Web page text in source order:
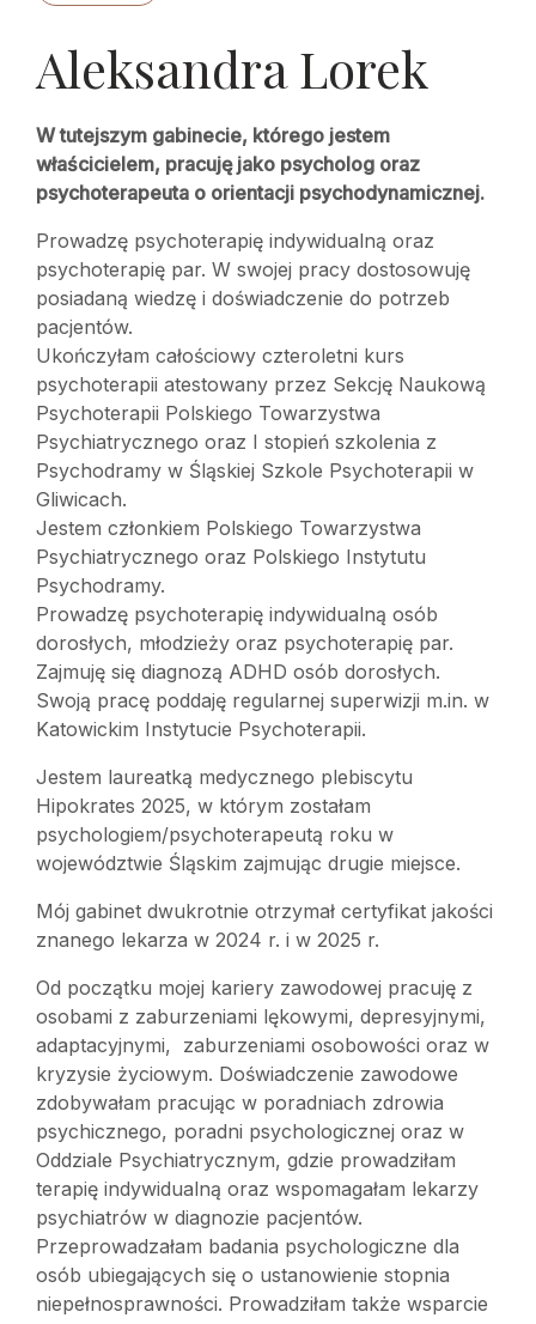
Aleksandra Lorek
W tutejszym gabinecie, którego jestem
właścicielem, pracuję jako psycholog oraz
psychoterapeuta o orientacji psychodynamicznej.
Prowadzę psychoterapię indywidualną oraz
psychoterapię par. W swojej pracy dostosowuję
posiadaną wiedzę i doświadczenie do potrzeb
pacjentów.
Ukończyłam całościowy czteroletni kurs
psychoterapii atestowany przez Sekcję Naukową
Psychoterapii Polskiego Towarzystwa
Psychiatrycznego oraz I stopień szkolenia z
Psychodramy w Śląskiej Szkole Psychoterapii w
Gliwicach.
Jestem członkiem Polskiego Towarzystwa
Psychiatrycznego oraz Polskiego Instytutu
Psychodramy.
Prowadzę psychoterapię indywidualną osób
dorosłych, młodzieży oraz psychoterapię par.
Zajmuję się diagnozą ADHD osób dorosłych.
Swoją pracę poddaję regularnej superwizji m.in. w
Katowickim Instytucie Psychoterapii.
Jestem laureatką medycznego plebiscytu
Hipokrates 2025, w którym zostałam
psychologiem/psychoterapeutą roku w
województwie Śląskim zajmując drugie miejsce.
Mój gabinet dwukrotnie otrzymał certyfikat jakości
znanego lekarza w 2024 r. i w 2025 r.
Od początku mojej kariery zawodowej pracuję z
osobami z zaburzeniami lękowymi, depresyjnymi,
adaptacyjnymi, zaburzeniami osobowości oraz w
kryzysie życiowym. Doświadczenie zawodowe
zdobywałam pracując w poradniach zdrowia
psychicznego, poradni psychologicznej oraz w
Oddziale Psychiatrycznym, gdzie prowadziłam
terapię indywidualną oraz wspomagałam lekarzy
psychiatrów w diagnozie pacjentów.
Przeprowadzałam badania psychologiczne dla
osób ubiegających się o ustanowienie stopnia
niepełnosprawności. Prowadziłam także wsparcie